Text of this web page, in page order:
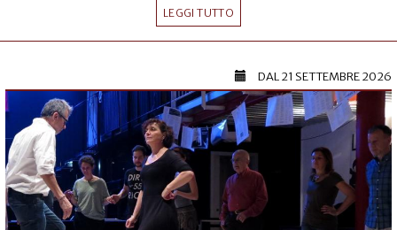
LEGGI TUTTO
DAL21 SETTEMBRE 2026